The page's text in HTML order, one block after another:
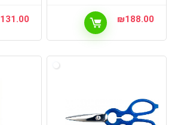
₪188.00
131.00